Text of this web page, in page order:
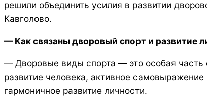
решили объединить усилия в развитии
Кавголово.
— Как связаны дворовый спорт и развитие
— Дворовые виды спорта — это особая часть
развитие человека, активное
гармоничное развитие личности.